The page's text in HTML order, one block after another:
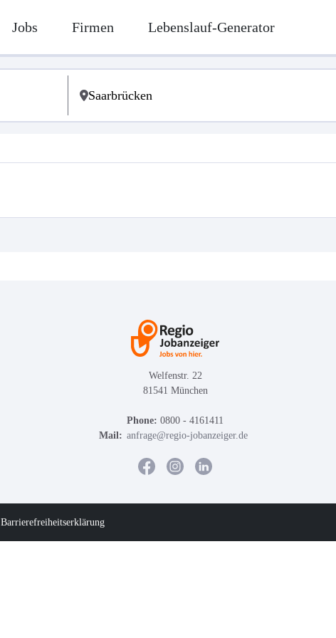
Jobs Firmen Lebenslauf-Generator
Welfenstr. 22
81541 München
Phone: 0800 - 4161411
Mail: anfrage@regio-jobanzeiger.de
Barrierefreiheitserklärung